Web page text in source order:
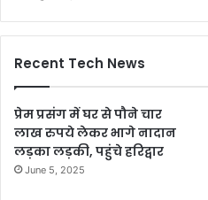
Recent Tech News
प्रेम प्रसंग में घर से पौने चार
लाख रुपये लेकर भागे नादान
लड़का लड़की, पहुंचे हरिद्वार
June 5, 2025